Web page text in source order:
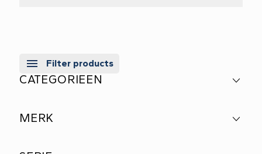
Filter products
CATEGORIEEN
MERK